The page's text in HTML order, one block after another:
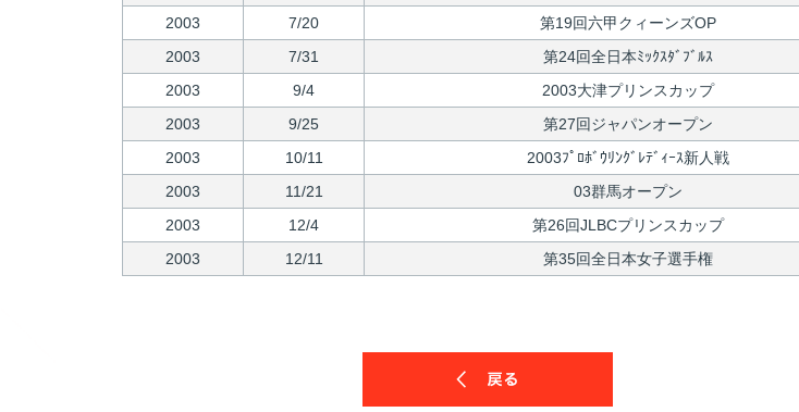
2003
7/20 第19回六甲クィーンズOP
2003
7/31 第24回全日本ﾐｯｸｽﾀﾞﾌﾞﾙｽ
2003
9/4 2003大津プリンスカップ
2003
9/25 第27回ジャパンオープン
2003
10/11 2003ﾌﾟﾛﾎﾞｳﾘﾝｸﾞﾚﾃﾞｨｰｽ新人戦
2003
11/21 03群馬オープン
2003
12/4 第26回JLBCプリンスカップ
2003
12/11 第35回全日本女子選手権